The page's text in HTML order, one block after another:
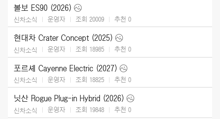
볼보 ES90 (2026)
신차소식 운영자 조회 20009 추천 0
현대차 Crater Concept (2025)
신차소식 운영자 조회 18985 추천 0
포르셰 Cayenne Electric (2027)
신차소식 운영자 조회 18825 추천 0
닛산 Rogue Plug-in Hybrid (2026)
신차소식 운영자 조회 19848 추천 0